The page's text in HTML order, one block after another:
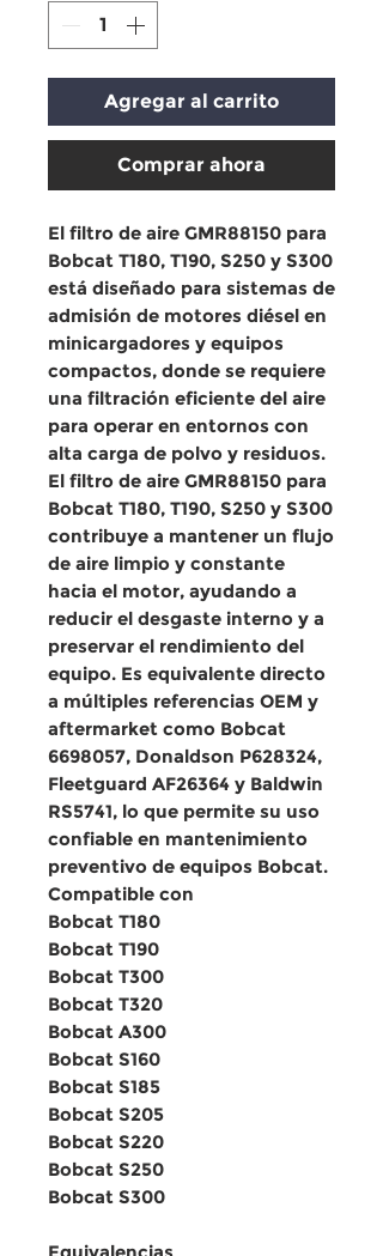
Agregar al carrito
Comprar ahora
El filtro de aire GMR88150 para
Bobcat T180, T190, S250 y S300
está diseñado para sistemas de
admisión de motores diésel en
minicargadores y equipos
compactos, donde se requiere
una filtración eficiente del aire
para operar en entornos con
alta carga de polvo y residuos.
El filtro de aire GMR88150 para
Bobcat T180, T190, S250 y S300
contribuye a mantener un flujo
de aire limpio y constante
hacia el motor, ayudando a
reducir el desgaste interno y a
preservar el rendimiento del
equipo. Es equivalente directo
a múltiples referencias OEM y
aftermarket como Bobcat
6698057, Donaldson P628324,
Fleetguard AF26364 y Baldwin
RS5741, lo que permite su uso
confiable en mantenimiento
preventivo de equipos Bobcat.
Compatible con
Bobcat T180
Bobcat T190
Bobcat T300
Bobcat T320
Bobcat A300
Bobcat S160
Bobcat S185
Bobcat S205
Bobcat S220
Bobcat S250
Bobcat S300